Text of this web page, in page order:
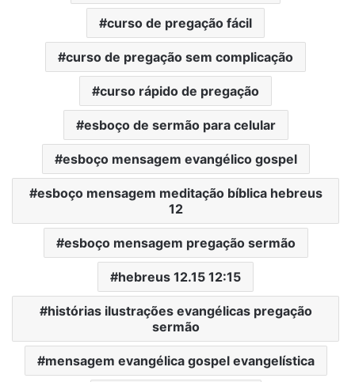
curso de pregação fácil
curso de pregação sem complicação
curso rápido de pregação
esboço de sermão para celular
esboço mensagem evangélico gospel
esboço mensagem meditação bíblica hebreus
12
esboço mensagem pregação sermão
hebreus 12.15 12:15
histórias ilustrações evangélicas pregação
sermão
mensagem evangélica gospel evangelística